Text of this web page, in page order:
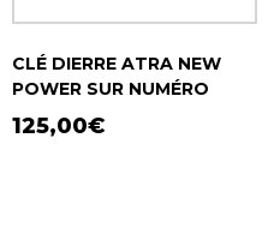
CLÉ DIERRE ATRA NEW
POWER SUR NUMÉRO
125,00€